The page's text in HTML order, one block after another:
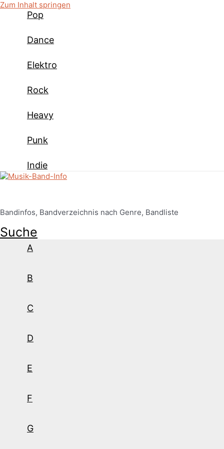
Zum Inhalt springen
Pop
Dance
Elektro
Rock
Heavy
Punk
Indie
Bandinfos, Bandverzeichnis nach Genre, Bandliste
Suche
A
B
C
D
E
F
G